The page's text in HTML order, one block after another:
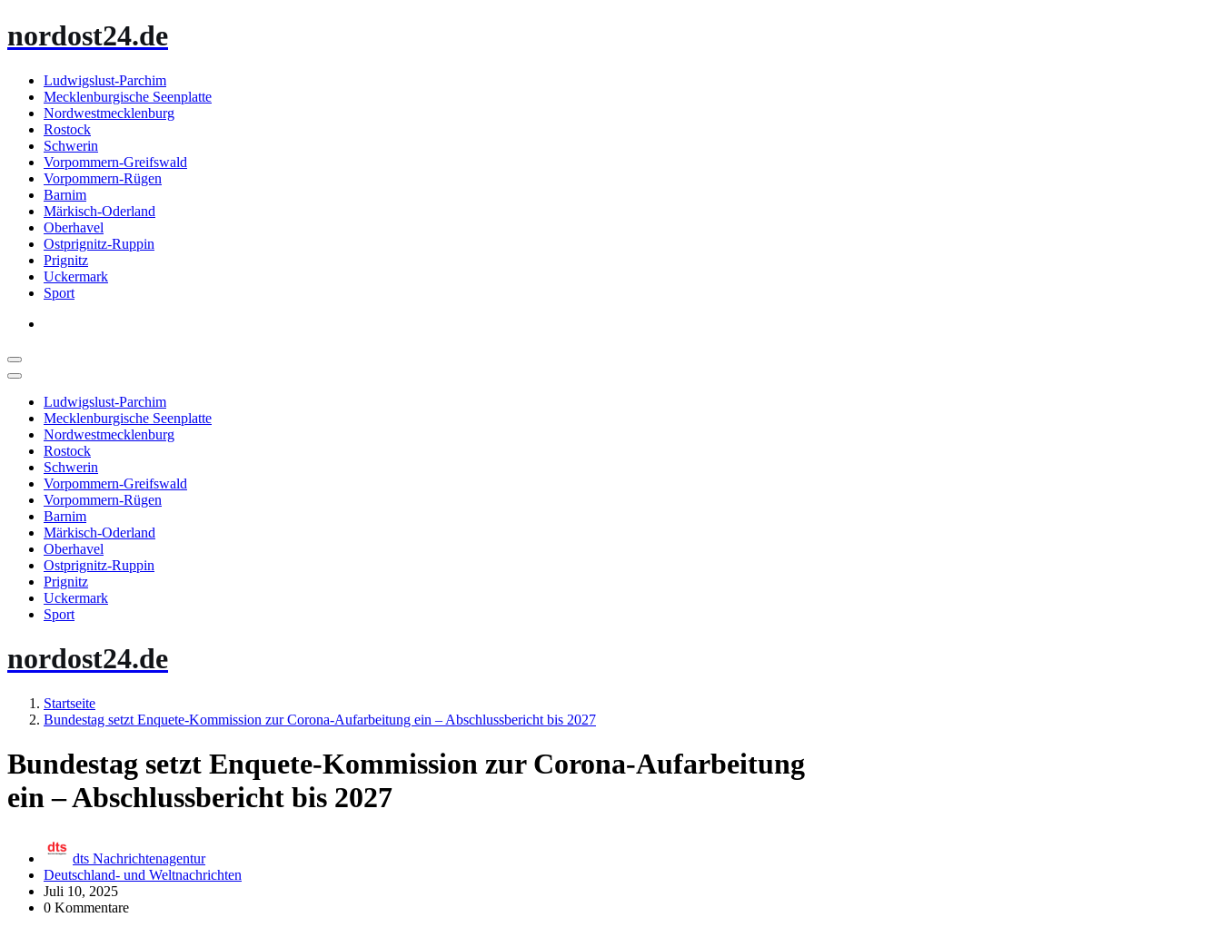
Inhalt
nordost24.de
Ludwigslust-Parchim
Mecklenburgische Seenplatte
Nordwestmecklenburg
Rostock
Schwerin
Vorpommern-Greifswald
Vorpommern-Rügen
Barnim
Märkisch-Oderland
Oberhavel
Ostprignitz-Ruppin
Prignitz
Uckermark
Sport
Ludwigslust-Parchim
Mecklenburgische Seenplatte
Nordwestmecklenburg
Rostock
Schwerin
Vorpommern-Greifswald
Vorpommern-Rügen
Barnim
Märkisch-Oderland
Oberhavel
Ostprignitz-Ruppin
Prignitz
Uckermark
Sport
nordost24.de
Startseite
Bundestag setzt Enquete-Kommission zur Corona-Aufarbeitung ein – Abschlussbericht bis 2027
Bundestag setzt Enquete-Kommission zur Corona-Aufarbeitung
ein – Abschlussbericht bis 2027
dts Nachrichtenagentur
Deutschland- und Weltnachrichten
Juli 10, 2025
0 Kommentare